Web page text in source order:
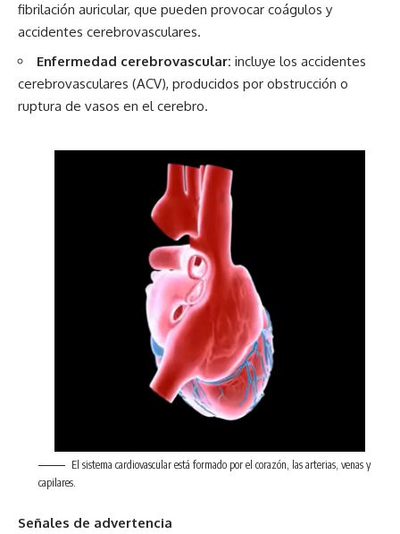
fibrilación auricular, que pueden provocar coágulos y
accidentes cerebrovasculares.
Enfermedad cerebrovascular: incluye los accidentes
cerebrovasculares (ACV), producidos por obstrucción o
ruptura de vasos en el cerebro.
El sistema cardiovascular está formado por el corazón, las arterias, venas y
capilares.
Señales de advertencia